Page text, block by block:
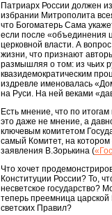
Патриарх России должен
избрании Митрополита
что Богоматерь Сама
если после «объединения
церковной власти. А
жизни, что признают
размышляя о том: из чьих
квазидемократическим
издревле именовалась
на Руси. На ней веками
Есть мнение, что по
это даже не мнение, а
ключевым комитетом
самый Комитет, на
заявления В.Зорькина (
Что хочет
Конституции России? То,
несветское государство?
теперь преемница
светских Правил?